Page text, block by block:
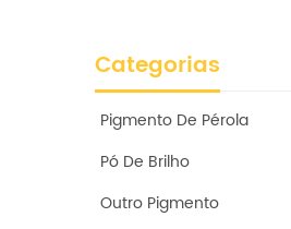
Categorias
Pigmento De Pérola
Pó De Brilho
Outro Pigmento